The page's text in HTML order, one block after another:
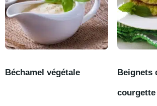
Béchamel végétale Beignets
courgette